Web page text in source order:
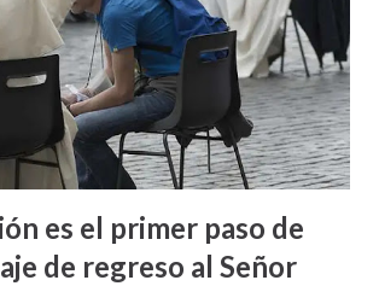
es el primer paso de
de regreso al Señor